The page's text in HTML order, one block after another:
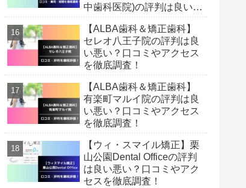
中歯科医院)の評判は良い悪
矯正費用・期間を徹底調
査！
【ALBA歯科＆矯正歯科】
セレオ八王子院の評判は良
い悪い？口コミやアクセス
を徹底調査！
【ALBA歯科＆矯正歯科】
有楽町マルイ院の評判は良
い悪い？口コミやアクセス
を徹底調査！
【ウィ・スマイル矯正】栗
山公園Dental Officeの評判
は良い悪い？口コミやアク
セスを徹底調査！